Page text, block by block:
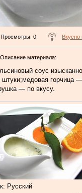
Просмотры: 0 Вкусно
Описание материала:
соус
горчица
— по вкусу.
: Русский